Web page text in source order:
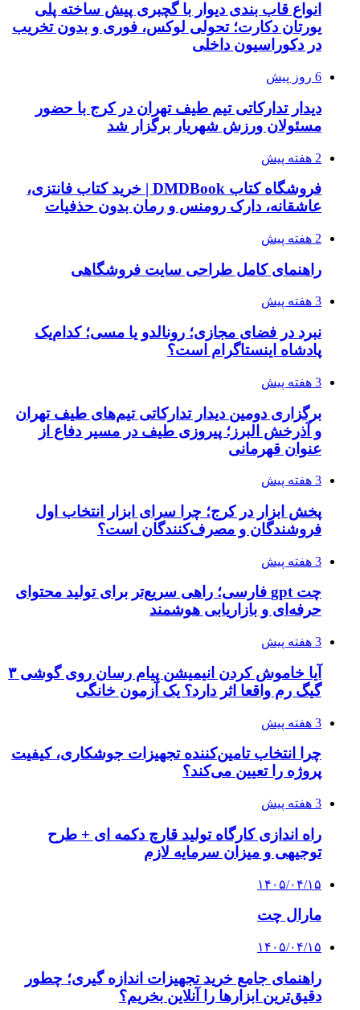
انواع قاب بندی دیوار با گچبری پیش ساخته پلی
یورتان دکارت؛ تحولی لوکس، فوری و بدون تخریب
در دکوراسیون داخلی
6 روز پیش
دیدار تدارکاتی تیم طیف تهران در کرج با حضور
مسئولان ورزش شهریار برگزار شد
2 هفته پیش
فروشگاه کتاب DMDBook | خرید کتاب فانتزی،
عاشقانه، دارک رومنس و رمان بدون حذفیات
2 هفته پیش
راهنمای کامل طراحی سایت فروشگاهی
3 هفته پیش
نبرد در فضای مجازی؛ رونالدو یا مسی؛ کدام‌یک
پادشاه اینستاگرام است؟
3 هفته پیش
برگزاری دومین دیدار تدارکاتی تیم‌های طیف تهران
و آذرخش البرز؛ پیروزی طیف در مسیر دفاع از
عنوان قهرمانی
3 هفته پیش
پخش ابزار در کرج؛ چرا سرای ابزار انتخاب اول
فروشندگان و مصرف‌کنندگان است؟
3 هفته پیش
چت gpt فارسی؛ راهی سریع‌تر برای تولید محتوای
حرفه‌ای و بازاریابی هوشمند
3 هفته پیش
آیا خاموش کردن انیمیشن پیام رسان روی گوشی ۳
گیگ رم واقعا اثر دارد؟ یک آزمون خانگی
3 هفته پیش
چرا انتخاب تامین‌کننده تجهیزات جوشکاری، کیفیت
پروژه را تعیین می‌کند؟
3 هفته پیش
راه اندازی کارگاه تولید قارچ دکمه ای + طرح
توجیهی و میزان سرمایه لازم
۱۴۰۵/۰۴/۱۵
مارال چت
۱۴۰۵/۰۴/۱۵
راهنمای جامع خرید تجهیزات اندازه گیری؛ چطور
دقیق‌ترین ابزارها را آنلاین بخریم؟